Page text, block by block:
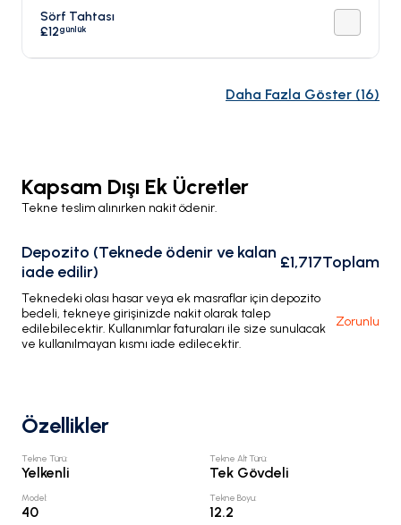
Sörf Tahtası
£12günlük
Daha Fazla Göster (16)
Kapsam Dışı Ek Ücretler
Tekne teslim alınırken nakit ödenir.
Depozito (Teknede ödenir ve kalan
iade edilir)
£1,717Toplam
Teknedeki olası hasar veya ek masraflar için depozito
bedeli, tekneye girişinizde nakit olarak talep
edilebilecektir. Kullanımlar faturaları ile size sunulacak
ve kullanılmayan kısmı iade edilecektir.
Zorunlu
Özellikler
Tekne Türü:
Yelkenli
Tekne Alt Türü:
Tek Gövdeli
Model:
40
Tekne Boyu:
12.2